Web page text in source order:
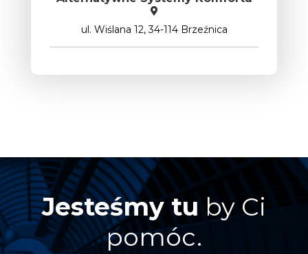
ul. Wiślana 12, 34-114 Brzeźnica
Jesteśmy tu by Ci
pomóc.